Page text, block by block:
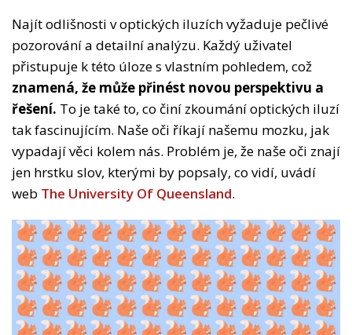
Najít odlišnosti v optických iluzích vyžaduje pečlivé
pozorování a detailní analýzu. Každý uživatel
přistupuje k této úloze s vlastním pohledem, což
znamená, že může přinést novou perspektivu a
řešení. To je také to, co činí zkoumání optických iluzí
tak fascinujícím. Naše oči říkají našemu mozku, jak
vypadají věci kolem nás. Problém je, že naše oči znají
jen hrstku slov, kterými by popsaly, co vidí, uvádí
web The University Of Queensland.